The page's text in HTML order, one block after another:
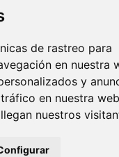
de rastreo para
en nuestra
y
en nuestra
nuestros